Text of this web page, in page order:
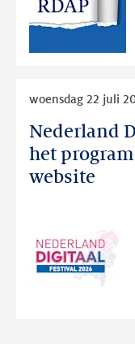
Nederland
het
website
woensdag 22 juli
Nederland
Digitaal
Festival: